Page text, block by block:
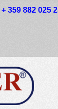
+ 359 882 025